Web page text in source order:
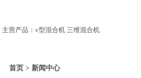
主营产品：v型混合机 三维混合机
首页 > 新闻中心